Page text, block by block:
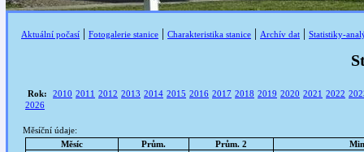
Aktuální počasí | Fotogalerie stanice | Charakteristika stanice | Archív dat | Statistiky-
Rok: 2010 2011 2012 2013 2014 2015 2016 2017 2018 2019 2020 2021 2022
2026
Měsíční údaje:
Měsíc
Prům. Prům. 2